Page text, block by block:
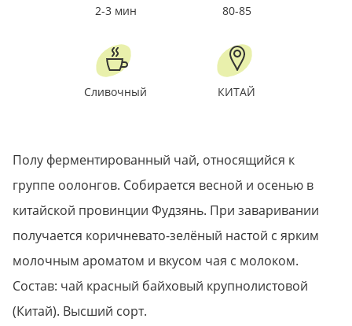
2-3 мин 80-85
Сливочный КИТАЙ
Полу ферментированный чай, относящийся к
группе оолонгов. Собирается весной и осенью в
китайской провинции Фудзянь. При заваривании
получается коричневато-зелёный настой с ярким
молочным ароматом и вкусом чая с молоком.
Состав: чай красный байховый крупнолистовой
(Китай). Высший сорт.